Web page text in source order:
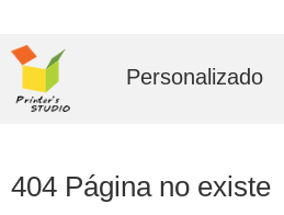
404 Página no existe
Personalizado